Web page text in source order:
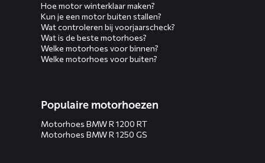
Hoe motor winterklaar maken?
Kun je een motor buiten stallen?
Wat controleren bij voorjaarscheck?
Wat is de beste motorhoes?
Welke motorhoes voor binnen?
Welke motorhoes voor buiten?
Populaire motorhoezen
Motorhoes BMW R 1200 RT
Motorhoes BMW R 1250 GS